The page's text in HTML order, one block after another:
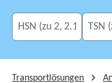
HSN eingeben
TSN eingeben
Transportlösungen